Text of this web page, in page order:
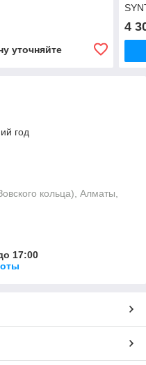
уточняйте
4
год
кольца), Алматы,
17:00